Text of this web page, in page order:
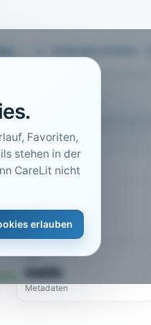
Favoriten,
stehen in der
CareLit nicht
erlauben
150867
CareLit-ID
PDF
nein
Metadaten